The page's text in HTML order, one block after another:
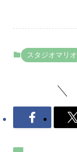
スタジオマリオ